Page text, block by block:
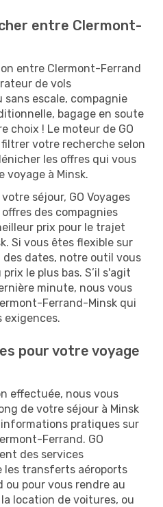
entre Clermont-
entre Clermont-Ferrand
de vols
sans escale, compagnie
bagage en soute
choix ! Le moteur de GO
votre recherche selon
les offres qui vous
voyage à Minsk.
séjour, GO Voyages
des compagnies
prix pour le trajet
Si vous êtes flexible sur
des dates, notre outil vous
le plus bas. S’il s'agit
minute, nous vous
Ferrand-Minsk qui
exigences.
pour votre voyage
effectuée, nous vous
de votre séjour à Minsk
pratiques sur
Ferrand. GO
des services
les transferts aéroports
ou pour vous rendre au
location de voitures, ou